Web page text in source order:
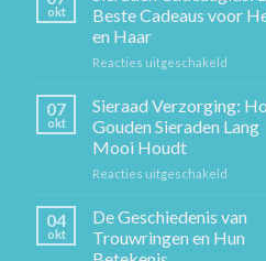
Een
Mode
okt
Beste Cadeaus voor
en Haar
Reacties uitgeschakeld
De
Beste
07
okt
Sieraad Verzorging:
Gouden Sieraden Lang
Mooi Houdt
Reacties uitgeschakeld
Je
04
okt
De Geschiedenis van
Trouwringen en Hun